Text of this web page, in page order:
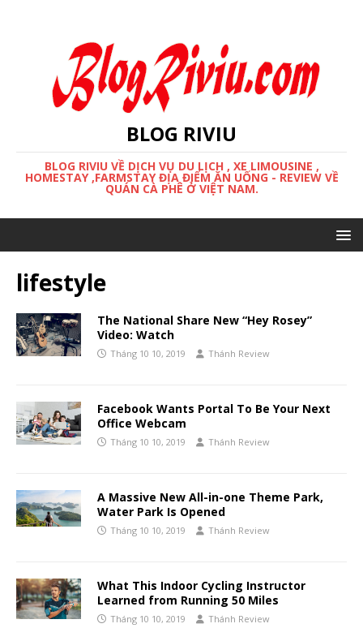
BLOG RIVIU
BLOG RIVIU VỀ DỊCH VỤ DU LỊCH , XE LIMOUSINE ,
HOMESTAY ,FARMSTAY ĐỊA ĐIỂM ĂN UỐNG - REVIEW VỀ
QUÁN CÀ PHÊ Ở VIỆT NAM.
lifestyle
The National Share New “Hey Rosey”
Video: Watch
Tháng 10 10, 2019 Thánh Review
Facebook Wants Portal To Be Your Next
Office Webcam
Tháng 10 10, 2019 Thánh Review
A Massive New All-in-one Theme Park,
Water Park Is Opened
Tháng 10 10, 2019 Thánh Review
What This Indoor Cycling Instructor
Learned from Running 50 Miles
Tháng 10 10, 2019 Thánh Review